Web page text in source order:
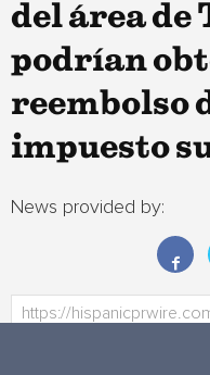
del área de
podrían
reembolso
impuesto
News provided by: